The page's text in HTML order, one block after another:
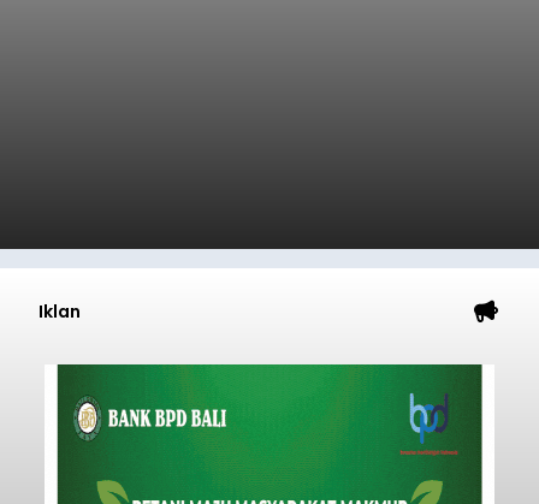
(Banggar) DPRD Tabanan mendesak pemerintah
daerah setempat untuk melakukan optimalisasi
Pendapatan Asli Daerah (PAD) pada tahun
anggaran 2027.
perlu karena APBD Tabanan pada 2027 diproyeksi
mengalami penurunan pendapatan, terutama
akibat pemangkasan dana Transfer Ke Luar
Daerah (TKD) dari pemerintah pusat.
Tabanan